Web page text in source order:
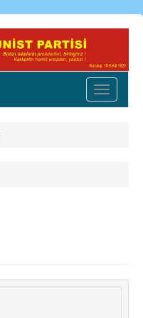
Toggle